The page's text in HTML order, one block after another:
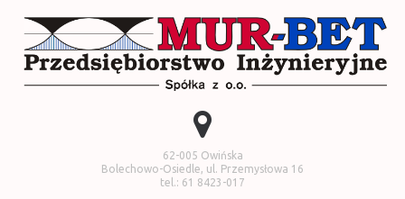
62-005 Owińska
Bolechowo-Osiedle, ul. Przemysłowa 16
tel.: 61 8423-017